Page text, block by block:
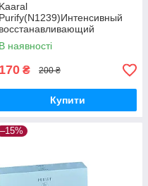
Kaaral
Purify(N1239)Интенсивный
восстанавливающий
несмываемый лосьон для
поврежденных волос, ампула
В наявності
170 ₴ 200 ₴
Купити
–15%